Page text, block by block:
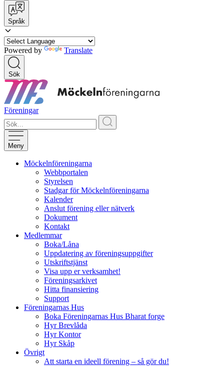
Språk
Powered by Translate
Sök
Föreningar
Meny
Möckelnföreningarna
Webbportalen
Styrelsen
Stadgar för Möckelnföreningarna
Kalender
Anslut förening eller nätverk
Dokument
Kontakt
Medlemmar
Boka/Låna
Uppdatering av föreningsuppgifter
Utskriftstjänst
Visa upp er verksamhet!
Föreningsarkivet
Hitta finansiering
Support
Föreningarnas Hus
Boka Föreningarnas Hus Bharat forge
Hyr Brevlåda
Hyr Kontor
Hyr Skåp
Övrigt
Att starta en ideell förening – så gör du!